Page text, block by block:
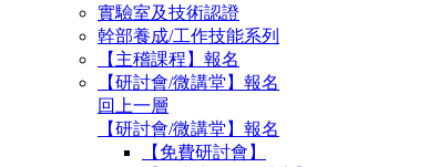
實驗室及技術認證
幹部養成/工作技能系列
【主稽課程】報名
【研討會/微講堂】報名
回上一層
【研討會/微講堂】報名
【免費研討會】